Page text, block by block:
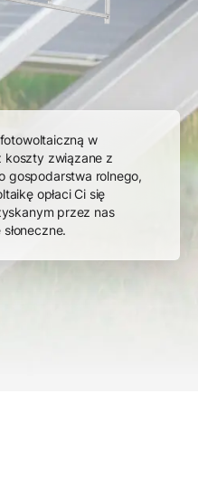
w
koszty związane z
gospodarstwa rolnego,
opłaci Ci się
przez nas